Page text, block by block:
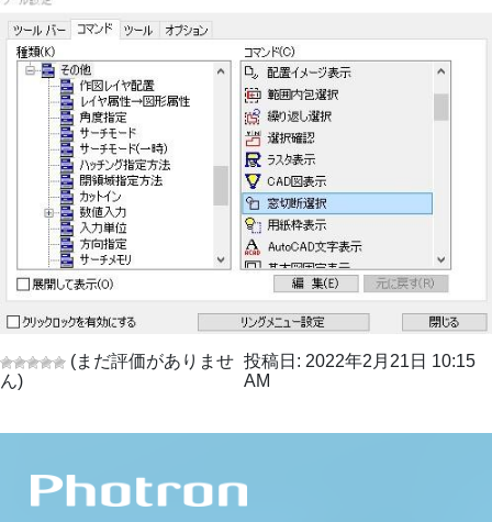
(まだ評価がありませ
ん)
投稿日: 2022年2月21日 10:15
AM